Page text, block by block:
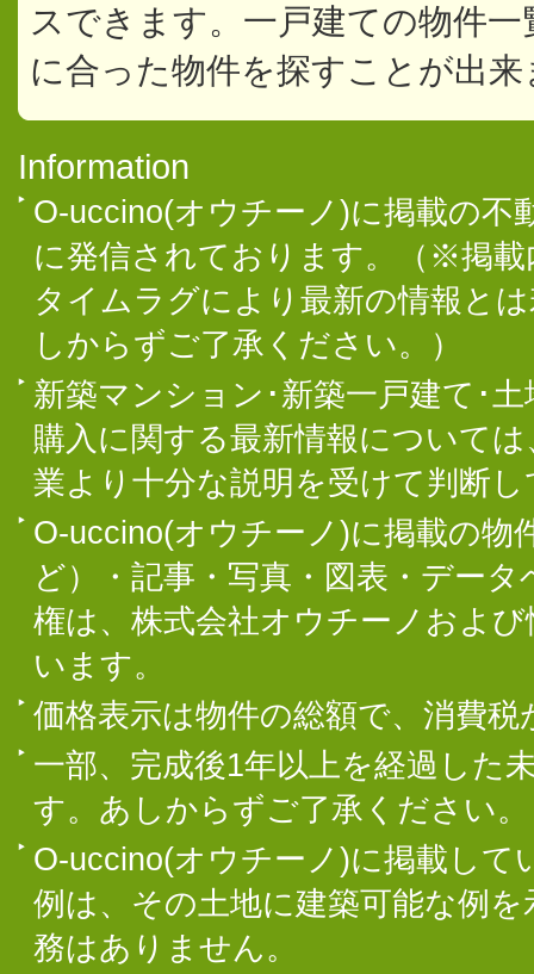
スできます。一戸建ての物件
に合った物件を探すことが出来
Information
O-uccino(オウチーノ)に掲載の不
に発信されております。（※掲
タイムラグにより最新の情報と
しからずご了承ください。）
新築マンション･新築一戸建て･
購入に関する最新情報について
業より十分な説明を受けて判断
O-uccino(オウチーノ)に掲載の物
ど）・記事・写真・図表・デー
権は、株式会社オウチーノおよ
います。
価格表示は物件の総額で、消費
一部、完成後1年以上を経過した
す。あしからずご了承ください。
O-uccino(オウチーノ)に掲載して
例は、その土地に建築可能な例
務はありません。